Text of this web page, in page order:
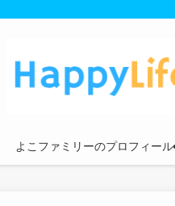
よこファミリーのプロフィール